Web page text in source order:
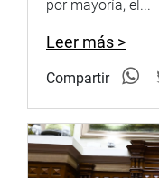
por mayoría, el...
Leer más >
Compartir